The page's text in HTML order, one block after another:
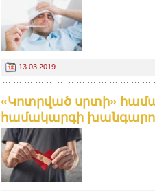
13.03.2019
«Կոտրված սրտի»
համակարգի